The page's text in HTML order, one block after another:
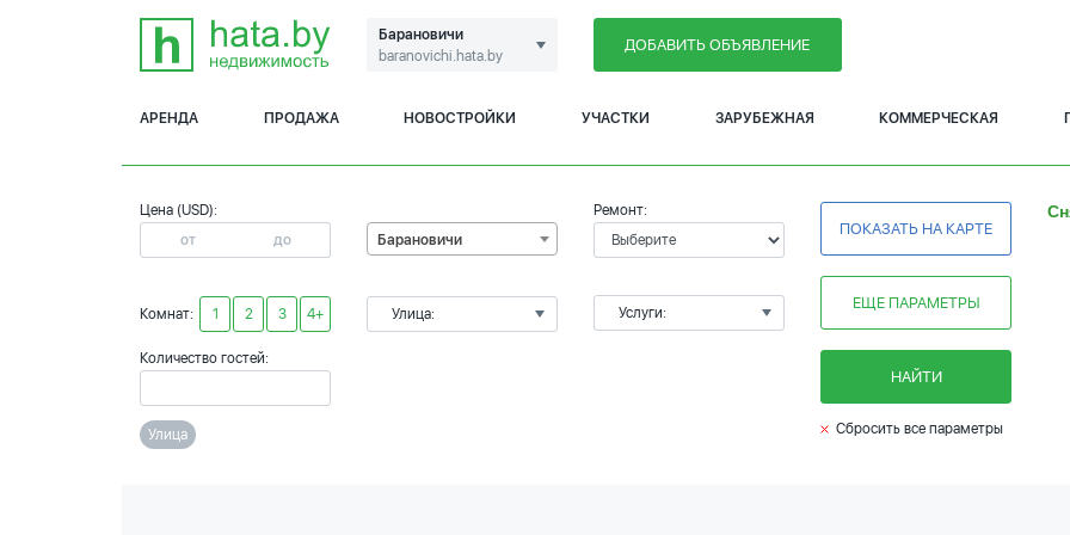
Барановичи
baranovichi.hata.by
ДОБАВИТЬ ОБЪЯВЛЕНИЕ
АРЕНДА ПРОДАЖА НОВОСТРОЙКИ УЧАСТКИ ЗАРУБЕЖНАЯ КОММЕРЧЕСКАЯ
Цена (USD):
Комнат: 1 2 3 4+
Количество гостей:
Барановичи
Улица:
Ремонт:
Услуги:
ПОКАЗАТЬ НА КАРТЕ
ЕЩЕ ПАРАМЕТРЫ
НАЙТИ
Улица Сбросить все параметры